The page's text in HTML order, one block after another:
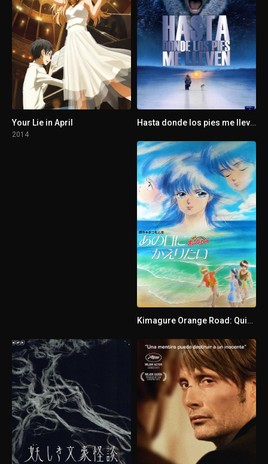
Your Lie in April
2014
Hasta donde los pies me lleven
Kimagure Orange Road: Quiero volver a ese día